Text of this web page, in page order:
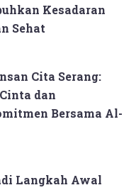
Kesadaran
Sehat
Cita Serang:
dan
Bersama Al-
Langkah Awal